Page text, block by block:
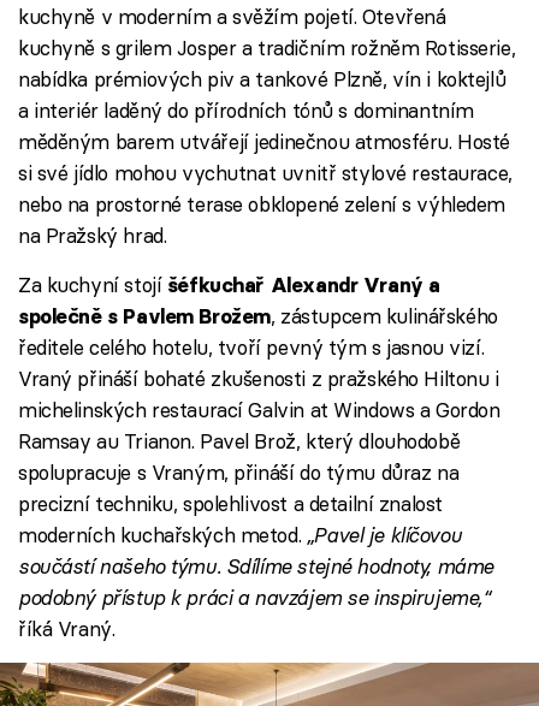
kuchyně v moderním a svěžím pojetí. Otevřená
kuchyně s grilem Josper a tradičním rožněm Rotisserie,
nabídka prémiových piv a tankové Plzně, vín i koktejlů
a interiér laděný do přírodních tónů s dominantním
měděným barem utvářejí jedinečnou atmosféru. Hosté
si své jídlo mohou vychutnat uvnitř stylové restaurace,
nebo na prostorné terase obklopené zelení s výhledem
na Pražský hrad.
Za kuchyní stojí šéfkuchař Alexandr Vraný a
společně s Pavlem Brožem, zástupcem kulinářského
ředitele celého hotelu, tvoří pevný tým s jasnou vizí.
Vraný přináší bohaté zkušenosti z pražského Hiltonu i
michelinských restaurací Galvin at Windows a Gordon
Ramsay au Trianon. Pavel Brož, který dlouhodobě
spolupracuje s Vraným, přináší do týmu důraz na
precizní techniku, spolehlivost a detailní znalost
moderních kuchařských metod. „Pavel je klíčovou
součástí našeho týmu. Sdílíme stejné hodnoty, máme
podobný přístup k práci a navzájem se inspirujeme,“
říká Vraný.